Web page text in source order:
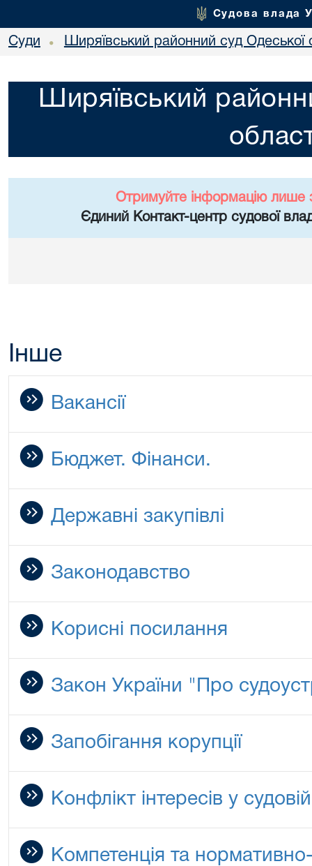
Судова влада
Суди • Ширяївський районний суд Одеської
Ширяївський
Отримуйте інформацію лише
Єдиний Контакт-центр судової
Інше
Вакансії
Бюджет. Фінанси.
Державні закупівлі
Законодавство
Корисні посилання
Закон України "Про
Запобігання корупції
Конфлікт інтересів у
Компетенція та